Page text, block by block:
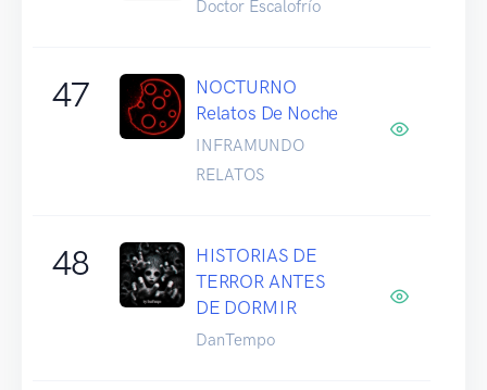
Doctor Escalofrío
47
NOCTURNO
Relatos De Noche
INFRAMUNDO
RELATOS
48
HISTORIAS DE
TERROR ANTES
DE DORMIR
DanTempo